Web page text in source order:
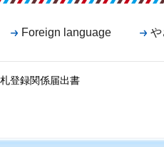
Foreign language や
登録関係届出書